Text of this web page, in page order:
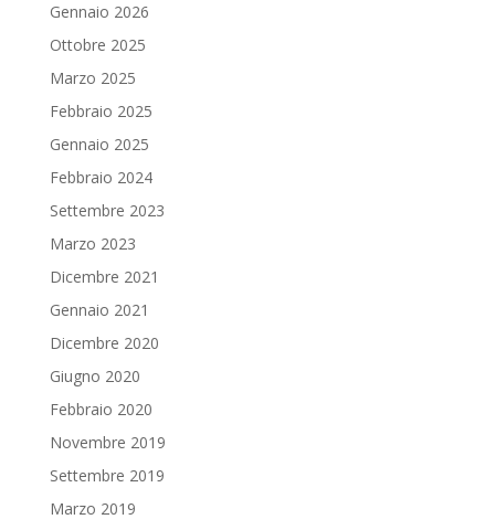
Gennaio 2026
Ottobre 2025
Marzo 2025
Febbraio 2025
Gennaio 2025
Febbraio 2024
Settembre 2023
Marzo 2023
Dicembre 2021
Gennaio 2021
Dicembre 2020
Giugno 2020
Febbraio 2020
Novembre 2019
Settembre 2019
Marzo 2019